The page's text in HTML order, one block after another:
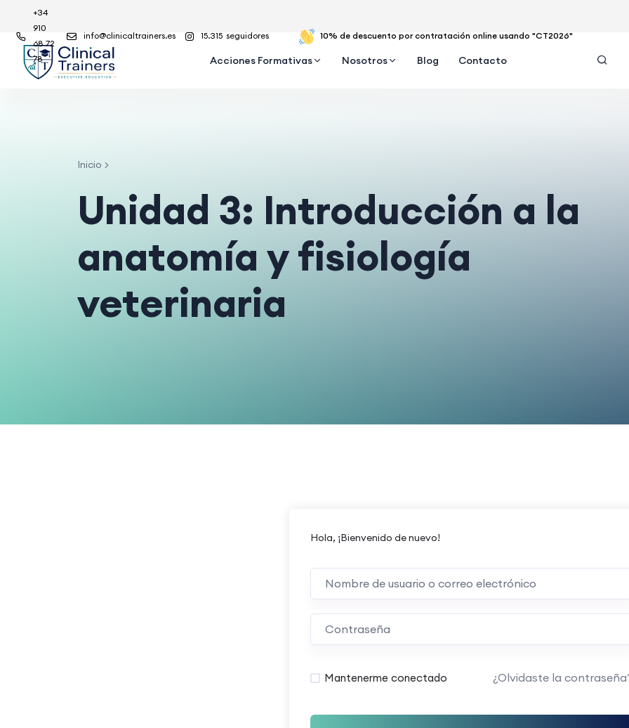
15.315 seguidores
info@clinicaltrainers.es
+34
910
68 72
78
10% de descuento por contratación online usando "CT2026"
Acciones Formativas Nosotros Blog Contacto
Inicio
Unidad 3: Introducción a la
anatomía y fisiología
veterinaria
Hola, ¡Bienvenido de nuevo!
Mantenerme conectado ¿Olvidaste la